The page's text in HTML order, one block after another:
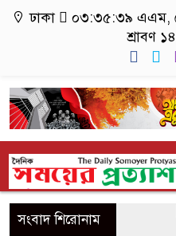
ঢাকা ০৩:৩৫:৩৯ এএম,
শ্রাবণ
সংবাদ শিরোনাম